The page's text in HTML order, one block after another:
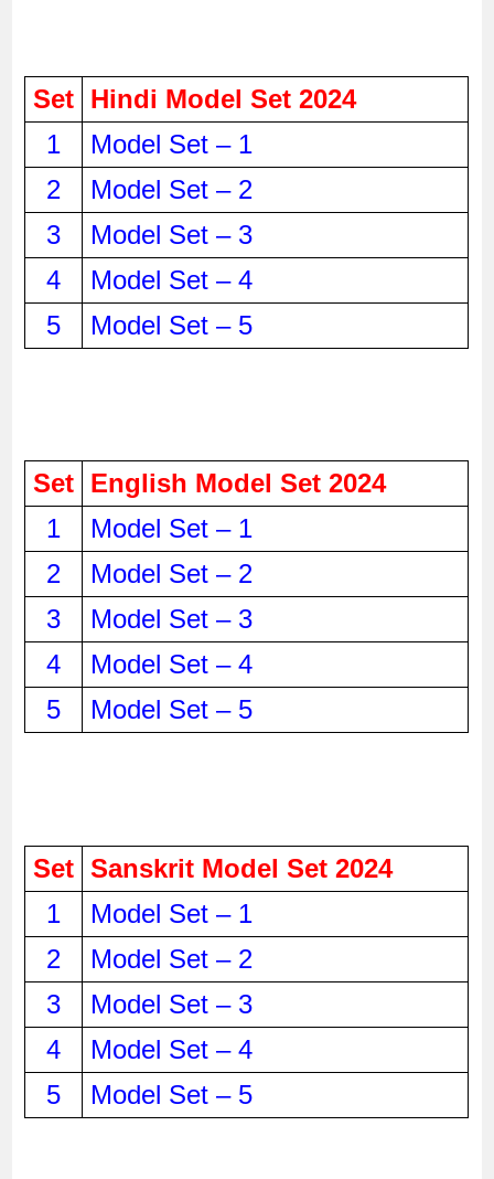
Set Hindi Model Set 2024
1
Model Set – 1
2
Model Set – 2
3
Model Set – 3
4
Model Set – 4
5
Model Set – 5
Set English Model Set 2024
1
Model Set – 1
2
Model Set – 2
3
Model Set – 3
4
Model Set – 4
5
Model Set – 5
Set Sanskrit Model Set 2024
1
Model Set – 1
2
Model Set – 2
3
Model Set – 3
4
Model Set – 4
5
Model Set – 5